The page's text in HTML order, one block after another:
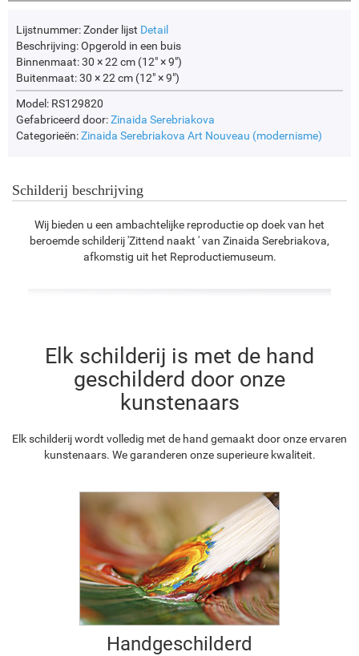
Lijstnummer:Zonder lijst Detail
Beschrijving:Opgerold in een buis
Binnenmaat:30 × 22 cm (12" × 9")
Buitenmaat:30 × 22 cm (12" × 9")
Model: RS129820
Gefabriceerd door:Zinaida Serebriakova
Categorieën:Zinaida Serebriakova Art Nouveau (modernisme)
Schilderij beschrijving
Wij bieden u een ambachtelijke reproductie op doek van het
beroemde schilderij 'Zittend naakt ' van Zinaida Serebriakova,
afkomstig uit het Reproductiemuseum.
Elk schilderij is met de hand
geschilderd door onze
kunstenaars
Elk schilderij wordt volledig met de hand gemaakt door onze ervaren
kunstenaars. We garanderen onze superieure kwaliteit.
Handgeschilderd